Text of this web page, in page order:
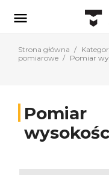

Strona główna
pomiarowe
Pomiar
Pomiar